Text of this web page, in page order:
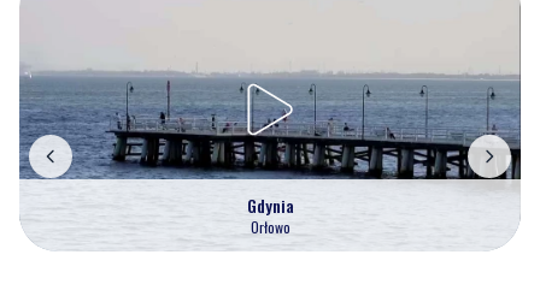
Gdynia
Orłowo